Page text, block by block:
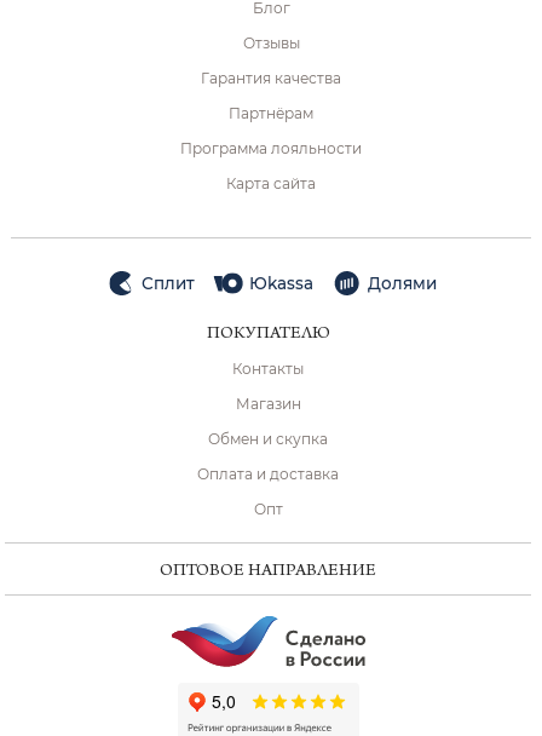
Блог
Отзывы
Гарантия качества
Партнёрам
Программа лояльности
Карта сайта
Сплит Юkassa Долями
ПОКУПАТЕЛЮ
Контакты
Магазин
Обмен и скупка
Оплата и доставка
Опт
ОПТОВОЕ НАПРАВЛЕНИЕ